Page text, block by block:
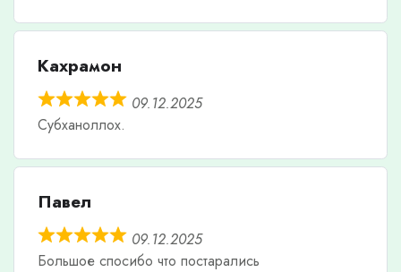
Кахрамон
09.12.2025
Субханоллох.
Павел
09.12.2025
Большое спосибо что постарались